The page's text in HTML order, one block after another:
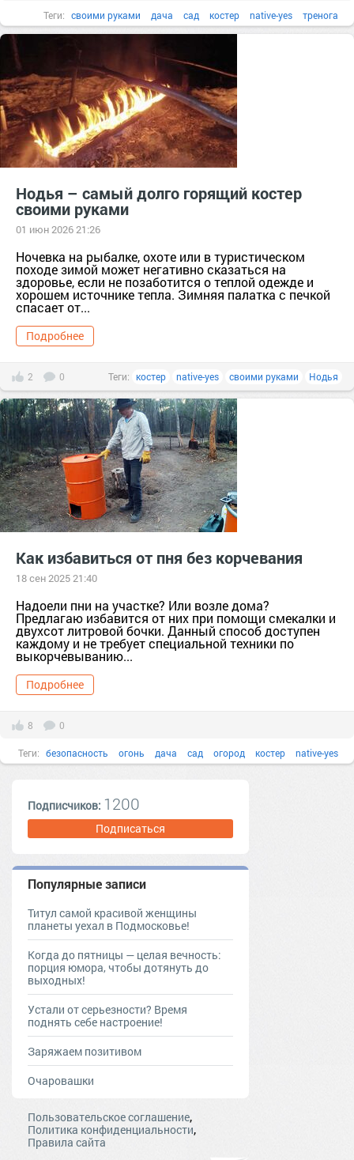
Теги: своими руками дача сад костер native-yes тренога
Нодья – самый долго горящий костер
своими руками
01 июн 2026 21:26
Ночевка на рыбалке, охоте или в туристическом
походе зимой может негативно сказаться на
здоровье, если не позаботится о теплой одежде и
хорошем источнике тепла. Зимняя палатка с печкой
спасает от...
Подробнее
2 0 Теги: костер native-yes своими руками Нодья
Как избавиться от пня без корчевания
18 сен 2025 21:40
Надоели пни на участке? Или возле дома?
Предлагаю избавится от них при помощи смекалки и
двухсот литровой бочки. Данный способ доступен
каждому и не требует специальной техники по
выкорчевыванию...
Подробнее
8 0
Теги: безопасность огонь дача сад огород костер native-yes
Подписчиков: 1200
Подписаться
Популярные записи
Титул самой красивой женщины
планеты уехал в Подмосковье!
Когда до пятницы — целая вечность:
порция юмора, чтобы дотянуть до
выходных!
Устали от серьезности? Время
поднять себе настроение!
Заряжаем позитивом
Очаровашки
Пользовательское соглашение,
Политика конфиденциальности,
Правила сайта